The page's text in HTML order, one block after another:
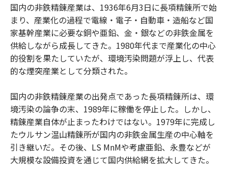
国内の非鉄精錬産業は、1936年6月3日に長項精錬所で始
まり、産業化の過程で電線・電子・自動車・造船など国
家基幹産業に必要な銅や亜鉛、金・銀などの非鉄金属を
供給しながら成長してきた。1980年代まで産業化の中心
的役割を果たしていたが、環境汚染問題が浮上し、代表
的な煙突産業として分類された。
国内の非鉄精錬産業の出発点であった長項精錬所は、環
境汚染の論争の末、1989年に稼働を停止した。しかし、
精錬産業自体が止まったわけではない。1979年に完成し
たウルサン温山精錬所が国内の非鉄金属生産の中心軸を
引き継いだ。その後、LS MnMや考慮亜鉛、永豊などが
大規模な設備投資を通じて国内供給網を拡大してきた。